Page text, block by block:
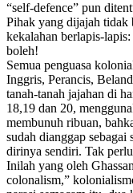
“self-defence” pun
Pihak yang dijajah tidak
kekalahan berlapis-
boleh!
Semua penguasa
Inggris, Perancis,
tanah-tanah jajahan di
18,19 dan 20,
membunuh ribuan,
sudah dianggap sebagai
dirinya sendiri. Tak
Inilah yang oleh
colonalism,”